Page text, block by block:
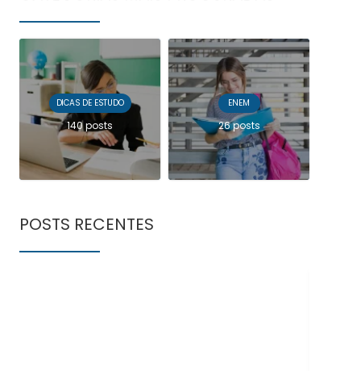
DICAS DE ESTUDO
140 posts
ENEM
26 posts
POSTS RECENTES